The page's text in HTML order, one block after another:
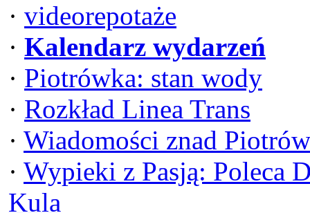
· videorepotaże
· Kalendarz wydarzeń
· Piotrówka: stan wody
· Rozkład Linea Trans
· Wiadomości znad
· Wypieki z Pasją: Poleca
Kula